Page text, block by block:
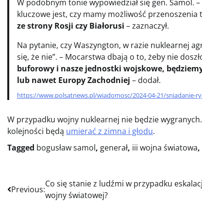
W podobnym tonie wypowiedział się gen. Samol.
kluczowe jest, czy mamy możliwość przenoszenia
ze strony Rosji czy Białorusi – zaznaczył.
Na pytanie, czy Waszyngton, w razie nuklearnej
się, że nie”. – Mocarstwa dbają o to, żeby nie
buforowy i nasze jednostki wojskowe,
lub nawet Europy Zachodniej – dodał.
https://www.polsatnews.pl/wiadomosc/2024-04-21/sniadanie-
W przypadku wojny nuklearnej nie będzie
kolejności będą umierać z zimna i głodu.
Tagged bogusław samol, generał, iii wojna światowa,
Nawigacja
Previous:
Co się stanie z ludźmi w przypadku
wojny światowej?